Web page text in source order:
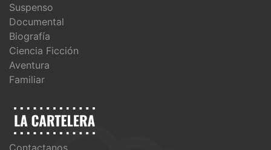
Suspenso
Documental
Biografía
Ciencia Ficción
Aventura
Familiar
Contactanos